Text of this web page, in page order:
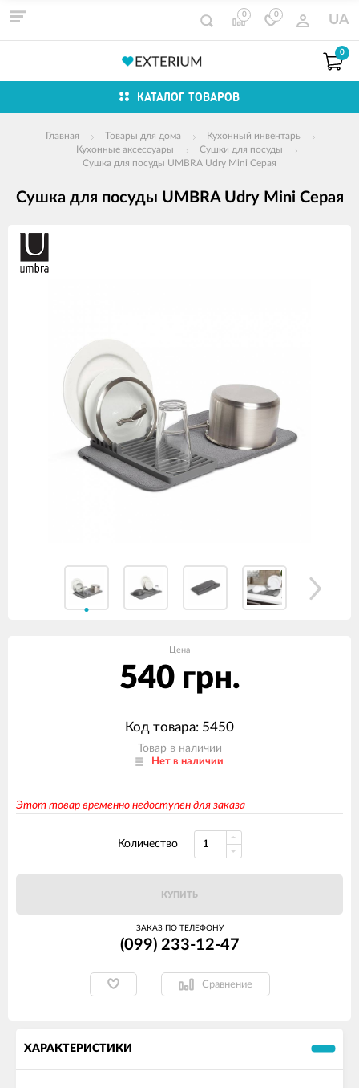
0 0 UA
0
КАТАЛОГ ТОВАРОВ
Главная Товары для дома
Кухонный инвентарь
Кухонные аксессуары
Сушки для посуды
Сушка для посуды UMBRA Udry Mini Серая
Сушка для посуды UMBRA Udry Mini Серая
Изображения
товаров
Цена
540 грн.
Код товара: 5450
Товар в наличии
Нет в наличии
Этот товар временно недоступен для заказа
Количество
КУПИТЬ
ЗАКАЗ ПО ТЕЛЕФОНУ
(099) 233-12-47
Сравнение
ХАРАКТЕРИСТИКИ